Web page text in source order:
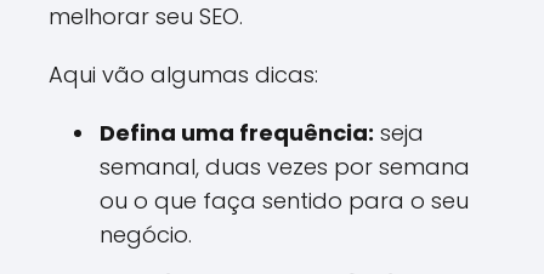
melhorar seu SEO.
Aqui vão algumas dicas:
Defina uma frequência: seja
semanal, duas vezes por semana
ou o que faça sentido para o seu
negócio.